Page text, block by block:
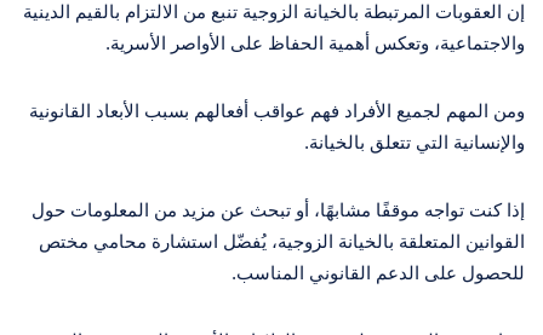
إن العقوبات المرتبطة بالخيانة الزوجية تنبع من الالتزام بالقيم الدينية
والاجتماعية، وتعكس أهمية الحفاظ على الأواصر الأسرية.
ومن المهم لجميع الأفراد فهم عواقب أفعالهم بسبب الأبعاد القانونية
والإنسانية التي تتعلق بالخيانة.
إذا كنت تواجه موقفًا مشابهًا، أو تبحث عن مزيد من المعلومات حول
القوانين المتعلقة بالخيانة الزوجية، يُفضّل استشارة محامي مختص
للحصول على الدعم القانوني المناسب.